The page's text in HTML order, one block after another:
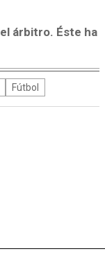
árbitro. Éste ha
Fútbol